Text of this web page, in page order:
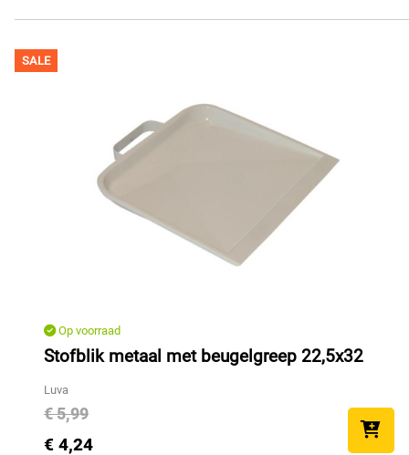
SALE
Op voorraad
Stofblik metaal met beugelgreep 22,5x32
Luva
€ 5,99
€ 4,24